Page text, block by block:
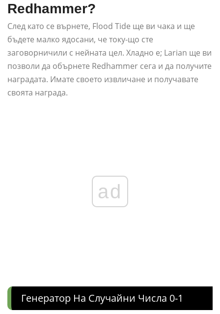
Redhammer?
След като се върнете, Flood Tide ще ви чака и ще
бъдете малко ядосани, че току-що сте
заговорничили с нейната цел. Хладно е; Larian ще ви
позволи да обърнете Redhammer сега и да получите
наградата. Имате своето извличане и получавате
своята награда.
ad
Генератор На Случайни Числа 0-1